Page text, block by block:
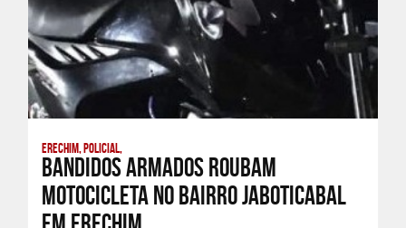
Erechim, Policial,
Bandidos armados roubam
motocicleta no bairro Jaboticabal